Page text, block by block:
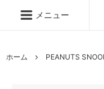
メニュー
ホーム PEANUTS